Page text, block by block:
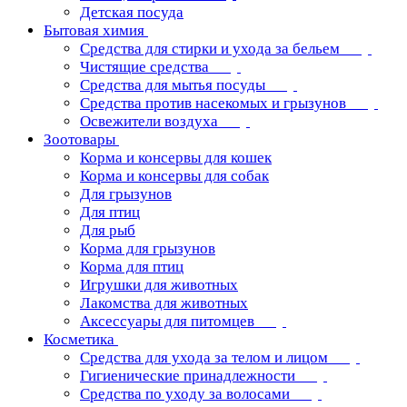
Детская посуда
Бытовая химия
Средства для стирки и ухода за бельем
Чистящие средства
Средства для мытья посуды
Средства против насекомых и грызунов
Освежители воздуха
Зоотовары
Корма и консервы для кошек
Корма и консервы для собак
Для грызунов
Для птиц
Для рыб
Корма для грызунов
Корма для птиц
Игрушки для животных
Лакомства для животных
Аксессуары для питомцев
Косметика
Средства для ухода за телом и лицом
Гигиенические принадлежности
Средства по уходу за волосами